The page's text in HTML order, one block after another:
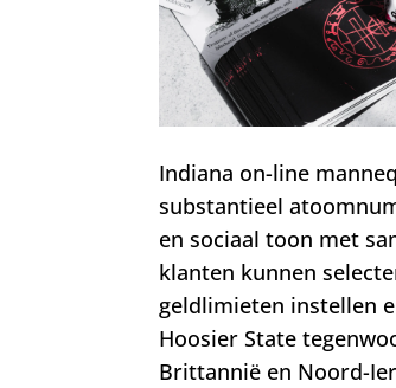
Indiana on-line
substantieel
en sociaal toon met
klanten kunnen
geldlimieten instellen
Hoosier State
Brittannië en Noord-